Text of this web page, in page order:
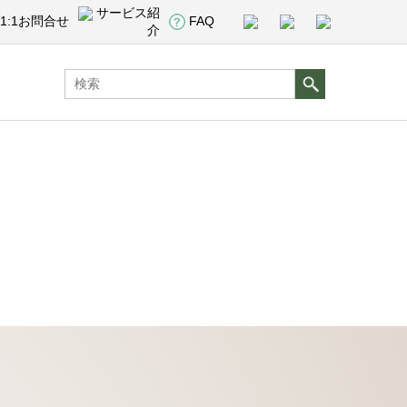
1:1お問合せ
サービス紹
介
FAQ